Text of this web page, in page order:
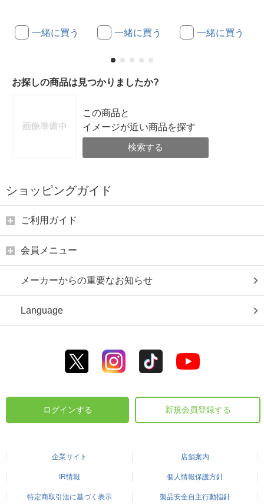
一緒に買う 一緒に買う 一緒に買う
お探しの商品は見つかりましたか?
この商品と
イメージが近い商品を探す
検索する
ショッピングガイド
ご利用ガイド
会員メニュー
メーカーからの重要なお知らせ
Language
ログインする 新規会員登録する
企業サイト 店舗案内
IR情報 個人情報保護方針
特定商取引法に基づく表示 製品安全自主行動指針